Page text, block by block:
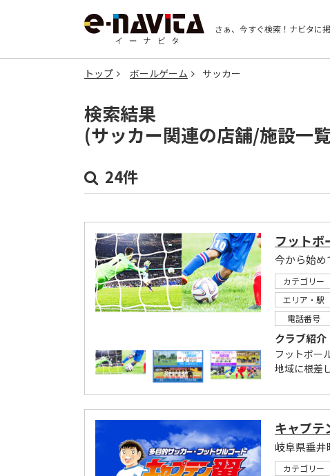
さぁ、今すぐ検索！ ナビタに
トップ ボールゲーム サッカー
検索結果
(サッカー関連の店舗/施設一覧
24件
フットボ
今から始
カテゴリー
エリア・駅
電話番号
クラブ紹介
フットボー
地域に根差
キャプテ
岐阜県垂
カテゴリー